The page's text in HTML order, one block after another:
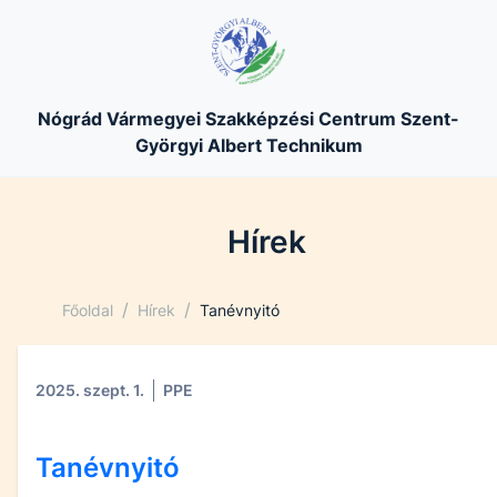
Nógrád Vármegyei Szakképzési Centrum Szent-
Györgyi Albert Technikum
Hírek
Főoldal / Hírek / Tanévnyitó
2025. szept. 1. PPE
Tanévnyitó